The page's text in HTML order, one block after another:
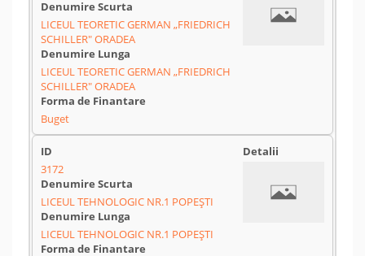
LICEUL TEORETIC GERMAN „FRIEDRICH
SCHILLER" ORADEA
LICEUL TEORETIC GERMAN „FRIEDRICH
SCHILLER" ORADEA
Buget
3172
LICEUL TEHNOLOGIC NR.1 POPEȘTI
LICEUL TEHNOLOGIC NR.1 POPEȘTI